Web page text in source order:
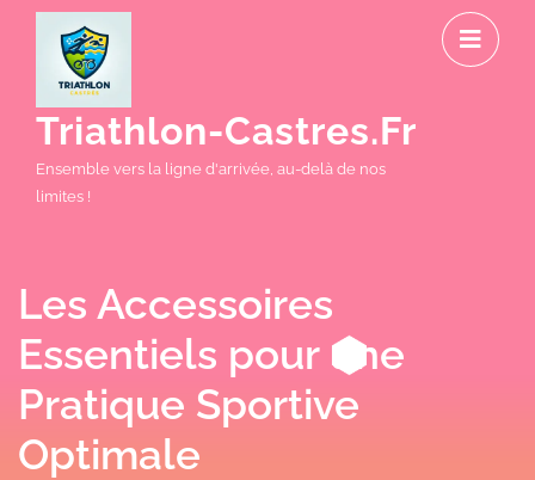
Triathlon-Castres.fr
Ensemble vers la ligne d'arrivée, au-delà de nos
limites !
Les Accessoires
Essentiels pour une
Pratique Sportive
Optimale